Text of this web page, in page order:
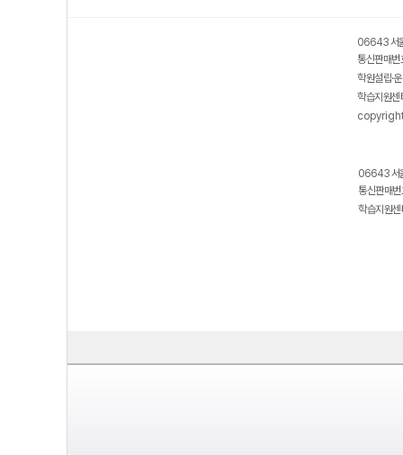
06643 서
통신판매
학원설립·
학습지원
06643 서
통신판매
학습지원